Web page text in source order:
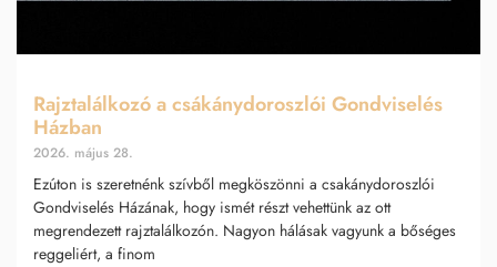
Rajztalálkozó a csákánydoroszlói Gondviselés
Házban
2026. május 28.
Ezúton is szeretnénk szívből megköszönni a csakánydoroszlói
Gondviselés Házának, hogy ismét részt vehettünk az ott
megrendezett rajztalálkozón. Nagyon hálásak vagyunk a bőséges
reggeliért, a finom